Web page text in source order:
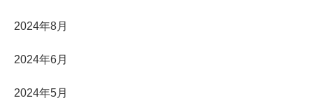
2024年8月
2024年6月
2024年5月